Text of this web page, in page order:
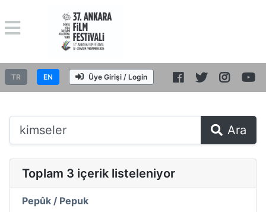
TR EN Üye Girişi / Login
Ara
Toplam 3 içerik listeleniyor
Pepûk / Pepuk